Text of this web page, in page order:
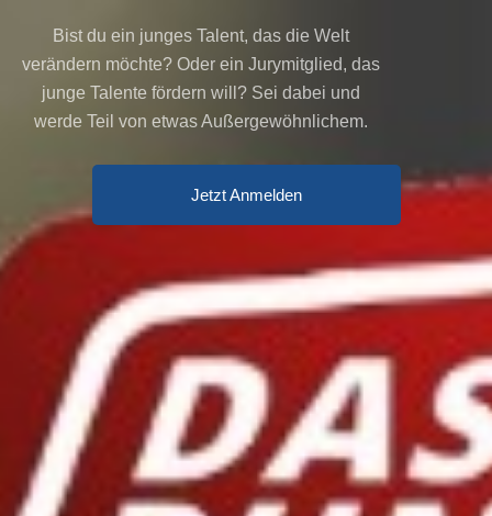
content
Bist du ein junges Talent, das die Welt
verändern möchte? Oder ein Jurymitglied, das
junge Talente fördern will? Sei dabei und
werde Teil von etwas Außergewöhnlichem.
Jetzt Anmelden